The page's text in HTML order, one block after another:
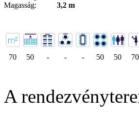
Magasság:
3,2 m
70 50 - - - 50 50 70
A